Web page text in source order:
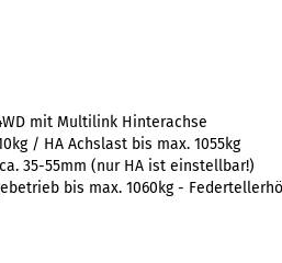
mit Multilink Hinterachse
/ HA Achslast bis max. 1055kg
35-55mm (nur HA ist einstellbar!)
bis max. 1060kg -